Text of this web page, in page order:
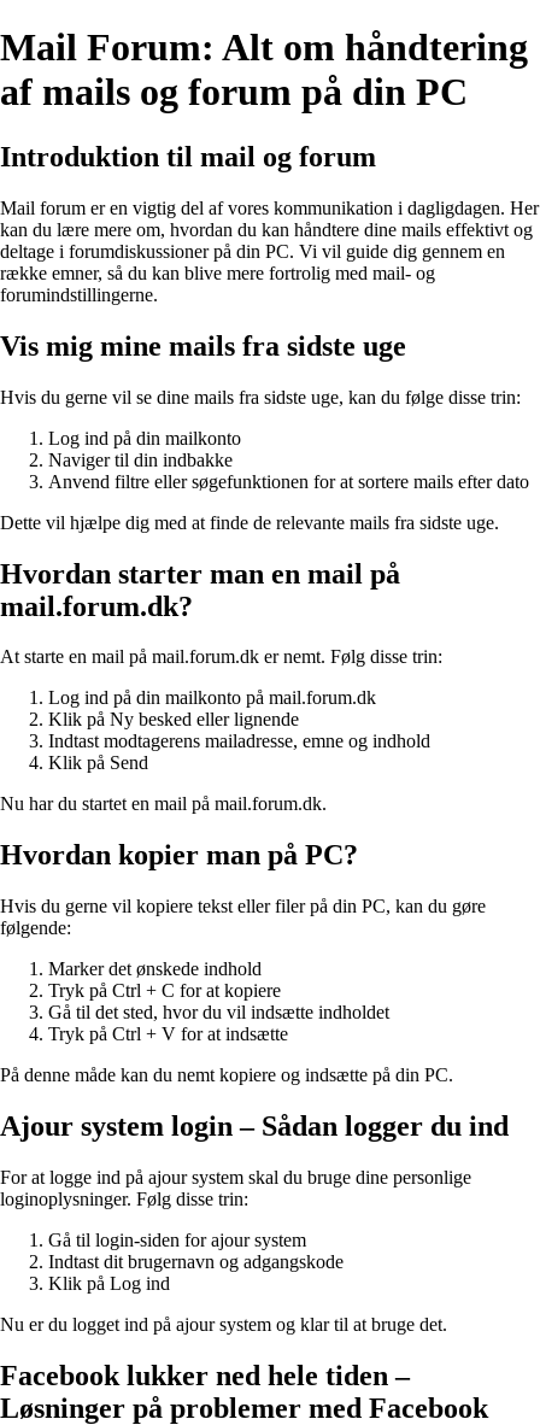
Mail Forum: Alt om håndtering
af mails og forum på din PC
Introduktion til mail og forum
Mail forum er en vigtig del af vores kommunikation i dagligdagen. Her
kan du lære mere om, hvordan du kan håndtere dine mails effektivt og
deltage i forumdiskussioner på din PC. Vi vil guide dig gennem en
række emner, så du kan blive mere fortrolig med mail- og
forumindstillingerne.
Vis mig mine mails fra sidste uge
Hvis du gerne vil se dine mails fra sidste uge, kan du følge disse trin:
Log ind på din mailkonto
Naviger til din indbakke
Anvend filtre eller søgefunktionen for at sortere mails efter dato
Dette vil hjælpe dig med at finde de relevante mails fra sidste uge.
Hvordan starter man en mail på
mail.forum.dk?
At starte en mail på mail.forum.dk er nemt. Følg disse trin:
Log ind på din mailkonto på mail.forum.dk
Klik på Ny besked eller lignende
Indtast modtagerens mailadresse, emne og indhold
Klik på Send
Nu har du startet en mail på mail.forum.dk.
Hvordan kopier man på PC?
Hvis du gerne vil kopiere tekst eller filer på din PC, kan du gøre
følgende:
Marker det ønskede indhold
Tryk på Ctrl + C for at kopiere
Gå til det sted, hvor du vil indsætte indholdet
Tryk på Ctrl + V for at indsætte
På denne måde kan du nemt kopiere og indsætte på din PC.
Ajour system login – Sådan logger du ind
For at logge ind på ajour system skal du bruge dine personlige
loginoplysninger. Følg disse trin:
Gå til login-siden for ajour system
Indtast dit brugernavn og adgangskode
Klik på Log ind
Nu er du logget ind på ajour system og klar til at bruge det.
Facebook lukker ned hele tiden –
Løsninger på problemer med Facebook